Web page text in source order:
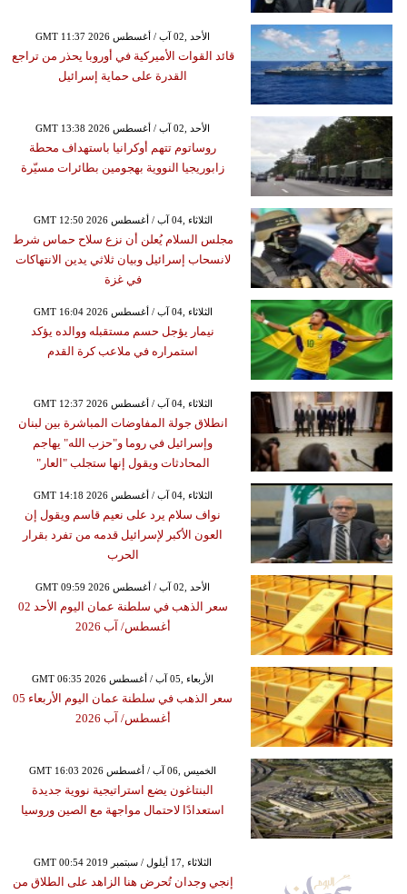
GMT 11:37 2026 الأحد ,02 آب / أغسطس
قائد القوات الأميركية في أوروبا يحذر من تراجع
القدرة على حماية إسرائيل
GMT 13:38 2026 الأحد ,02 آب / أغسطس
روساتوم تتهم أوكرانيا باستهداف محطة
زابوريجيا النووية بهجومين بطائرات مسيّرة
GMT 12:50 2026 الثلاثاء ,04 آب / أغسطس
مجلس السلام يُعلن أن نزع سلاح حماس شرط
لانسحاب إسرائيل وبيان ثلاثي يدين الانتهاكات
في غزة
GMT 16:04 2026 الثلاثاء ,04 آب / أغسطس
نيمار يؤجل حسم مستقبله ووالده يؤكد
استمراره في ملاعب كرة القدم
GMT 12:37 2026 الثلاثاء ,04 آب / أغسطس
انطلاق جولة المفاوضات المباشرة بين لبنان
وإسرائيل في روما و"حزب الله" يهاجم
المحادثات ويقول إنها ستجلب "العار"
GMT 14:18 2026 الثلاثاء ,04 آب / أغسطس
نواف سلام يرد على نعيم قاسم ويقول إن
العون الأكبر لإسرائيل قدمه من تفرد بقرار
الحرب
GMT 09:59 2026 الأحد ,02 آب / أغسطس
سعر الذهب في سلطنة عمان اليوم الأحد 02
أغسطس/ آب 2026
GMT 06:35 2026 الأربعاء ,05 آب / أغسطس
سعر الذهب في سلطنة عمان اليوم الأربعاء 05
أغسطس/ آب 2026
GMT 16:03 2026 الخميس ,06 آب / أغسطس
البنتاغون يضع استراتيجية نووية جديدة
استعدادًا لاحتمال مواجهة مع الصين وروسيا
GMT 00:54 2019 الثلاثاء ,17 أيلول / سبتمبر
إنجي وجدان تُحرض هنا الزاهد على الطلاق من